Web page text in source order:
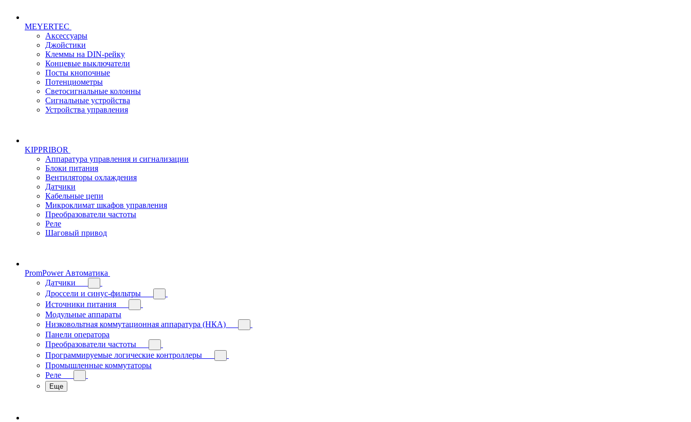
MEYERTEC
Аксессуары
Джойстики
Клеммы на DIN-рейку
Концевые выключатели
Посты кнопочные
Потенциометры
Светосигнальные колонны
Сигнальные устройства
Устройства управления
KIPPRIBOR
Аппаратура управления и сигнализации
Блоки питания
Вентиляторы охлаждения
Датчики
Кабельные цепи
Микроклимат шкафов управления
Преобразователи частоты
Реле
Шаговый привод
PromPower Автоматика
Датчики
Дроссели и синус-фильтры
Источники питания
Модульные аппараты
Низковольтная коммутационная аппаратура (НКА)
Панели оператора
Преобразователи частоты
Программируемые логические контроллеры
Промышленные коммутаторы
Реле
Еще